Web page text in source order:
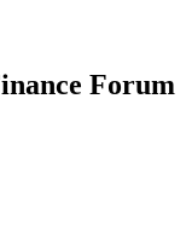
Forum